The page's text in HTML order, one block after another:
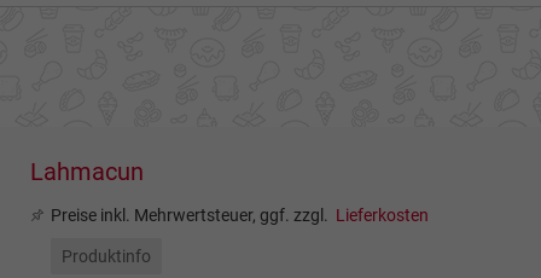
Lahmacun
Preise inkl. Mehrwertsteuer, ggf. zzgl. Lieferkosten
Produktinfo